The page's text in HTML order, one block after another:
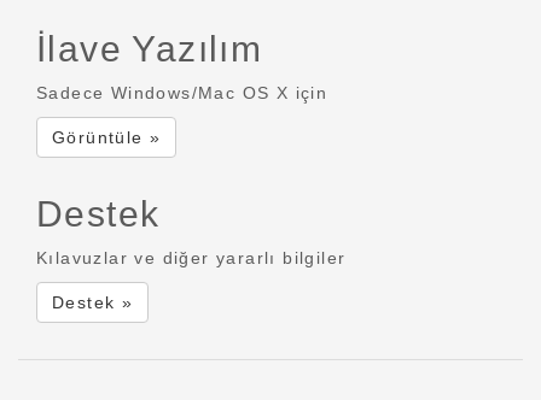
İlave Yazılım
Sadece Windows/Mac OS X için
Görüntüle »
Destek
Kılavuzlar ve diğer yararlı bilgiler
Destek »